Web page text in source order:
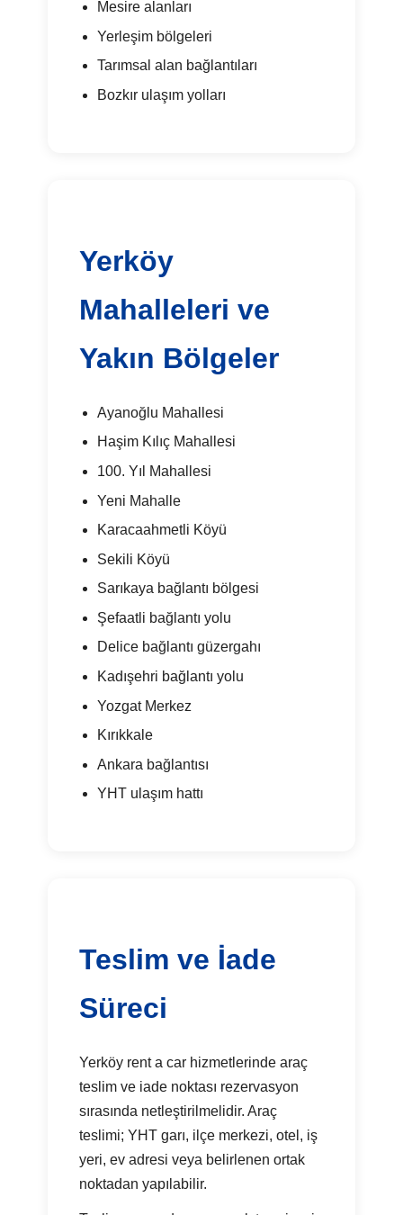
Mesire alanları
Yerleşim bölgeleri
Tarımsal alan bağlantıları
Bozkır ulaşım yolları
Yerköy
Mahalleleri ve
Yakın Bölgeler
Ayanoğlu Mahallesi
Haşim Kılıç Mahallesi
100. Yıl Mahallesi
Yeni Mahalle
Karacaahmetli Köyü
Sekili Köyü
Sarıkaya bağlantı bölgesi
Şefaatli bağlantı yolu
Delice bağlantı güzergahı
Kadışehri bağlantı yolu
Yozgat Merkez
Kırıkkale
Ankara bağlantısı
YHT ulaşım hattı
Teslim ve İade
Süreci
Yerköy rent a car hizmetlerinde araç
teslim ve iade noktası rezervasyon
sırasında netleştirilmelidir. Araç
teslimi; YHT garı, ilçe merkezi, otel, iş
yeri, ev adresi veya belirlenen ortak
noktadan yapılabilir.